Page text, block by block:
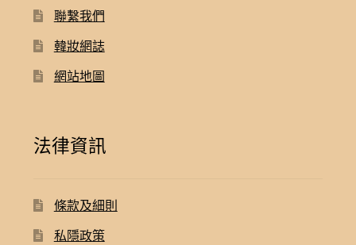
聯繫我們
韓妝網誌
網站地圖
法律資訊
條款及細則
私隱政策